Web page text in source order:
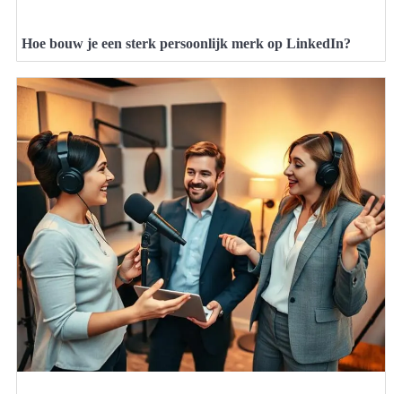
Hoe bouw je een sterk persoonlijk merk op LinkedIn?